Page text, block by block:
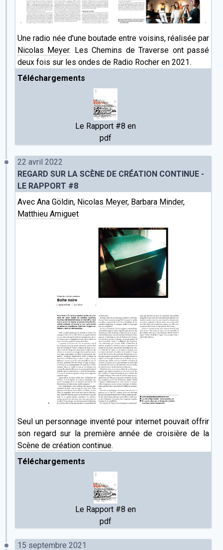
Une radio née d'une boutade entre voisins, réalisée par
Nicolas Meyer. Les Chemins de Traverse ont passé
deux fois sur les ondes de Radio Rocher en 2021.
Téléchargements
Le Rapport #8 en
pdf
22 avril 2022
REGARD SUR LA SCÈNE DE CRÉATION CONTINUE -
LE RAPPORT #8
Avec Ana Göldin, Nicolas Meyer, Barbara Minder,
Matthieu Amiguet
Seul un personnage inventé pour internet pouvait offrir
son regard sur la première année de croisière de la
Scène de création continue.
Téléchargements
Le Rapport #8 en
pdf
15 septembre 2021